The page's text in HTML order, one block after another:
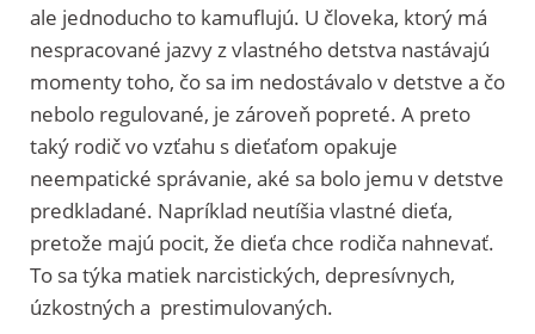
ale jednoducho to kamuflujú. U človeka, ktorý má
nespracované jazvy z vlastného detstva nastávajú
momenty toho, čo sa im nedostávalo v detstve a čo
nebolo regulované, je zároveň popreté. A preto
taký rodič vo vzťahu s dieťaťom opakuje
neempatické správanie, aké sa bolo jemu v detstve
predkladané. Napríklad neutíšia vlastné dieťa,
pretože majú pocit, že dieťa chce rodiča nahnevať.
To sa týka matiek narcistických, depresívnych,
úzkostných a prestimulovaných.